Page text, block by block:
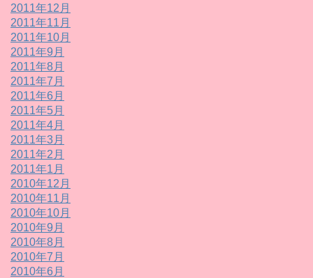
2011年12月
2011年11月
2011年10月
2011年9月
2011年8月
2011年7月
2011年6月
2011年5月
2011年4月
2011年3月
2011年2月
2011年1月
2010年12月
2010年11月
2010年10月
2010年9月
2010年8月
2010年7月
2010年6月